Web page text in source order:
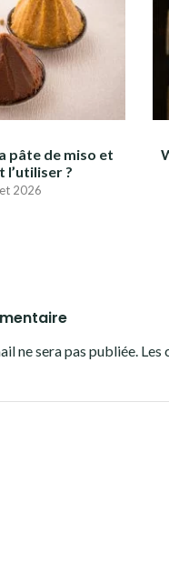
pâte de miso et
l’utiliser ?
2026
ne sera pas publiée. Les